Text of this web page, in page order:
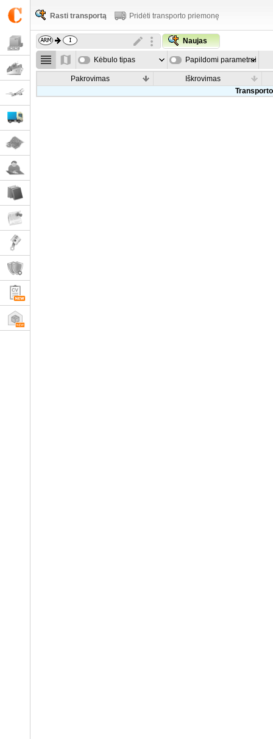
Rasti transportą Pridėti transporto priemonę
Naujas
Kėbulo tipas Papildomi parametrai
Pakrovimas
Iškrovimas